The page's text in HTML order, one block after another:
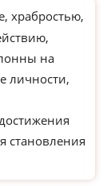
храбростью,
на
личности,
становления